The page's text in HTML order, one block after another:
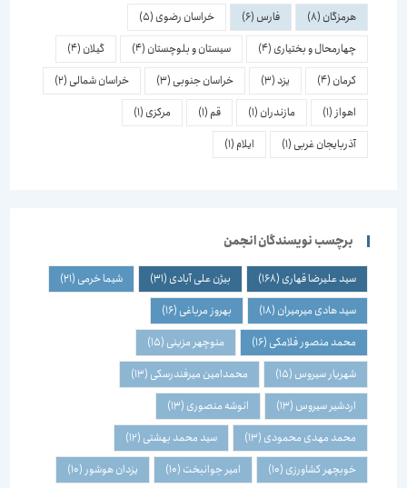
هرمزگان(8) فارس(6) خراسان رضوی(5)
چهارمحال و بختیاری(4) سیستان و بلوچستان(4) گیلان(4)
کرمان(4)
(3) خراسان جنوبی(3) خراسان شمالی(2)
اهواز(1) مازندران(1)
(1) مرکزی(1)
آذربایجان غربی(1) ایلام(1)
برچسب نویسندگان انجمن
سید علیرضا قهاری(168) بیژن علی آبادی(31) شیما خرمی(21)
سید هادی میرمیران(18) بهروز مرباغی(16)
محمد منصور فلامکی(16) منوچهر مزینی(15)
شهریار سیروس(15) محمدامین میرفندرسکی(13)
اردشیر سیروس(13) انوشه منصوری(13)
محمد مهدی محمودی(13) سید محمد بهشتی(12)
خوبچهر کشاورزی(10) امیر جوانبخت(10) یزدان هوشور(10)